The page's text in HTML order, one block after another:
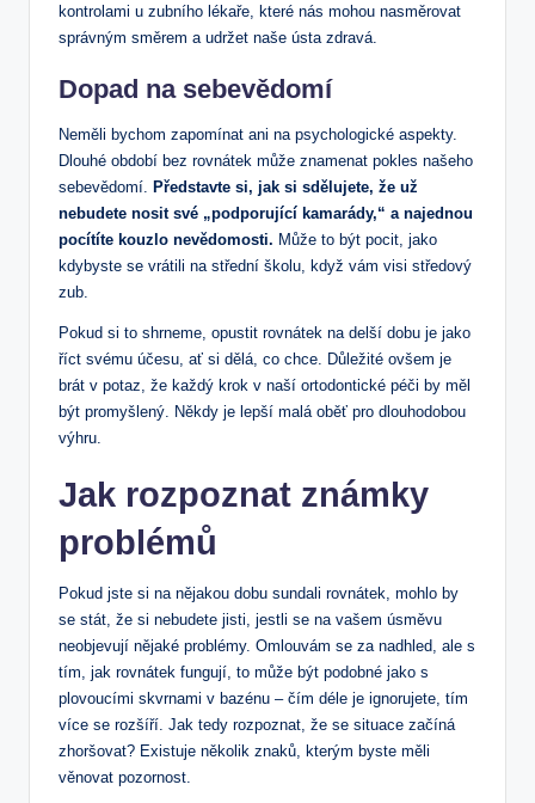
kontrolami u zubního lékaře, které nás mohou nasměrovat
správným směrem a udržet naše ústa zdravá.
Dopad na sebevědomí
Neměli bychom zapomínat ani na psychologické aspekty.
Dlouhé období bez rovnátek může znamenat pokles našeho
sebevědomí. Představte si, jak si sdělujete, že už
nebudete nosit své „podporující kamarády,“ a najednou
pocítíte kouzlo nevědomosti. Může to být pocit, jako
kdybyste se vrátili na střední školu, když vám visi středový
zub.
Pokud si to shrneme, opustit rovnátek na delší dobu je jako
říct svému účesu, ať si dělá, co chce. Důležité ovšem je
brát v potaz, že každý krok v naší ortodontické péči by měl
být promyšlený. Někdy je lepší malá oběť pro dlouhodobou
výhru.
Jak rozpoznat známky
problémů
Pokud jste si na nějakou dobu sundali rovnátek, mohlo by
se stát, že si nebudete jisti, jestli se na vašem úsměvu
neobjevují nějaké problémy. Omlouvám se za nadhled, ale s
tím, jak rovnátek fungují, to může být podobné jako s
plovoucími skvrnami v bazénu – čím déle je ignorujete, tím
více se rozšíří. Jak tedy rozpoznat, že se situace začíná
zhoršovat? Existuje několik znaků, kterým byste měli
věnovat pozornost.